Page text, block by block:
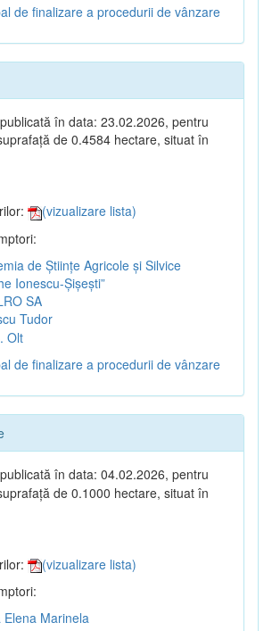
de finalizare a procedurii de vânzare
publicată în data: 23.02.2026, pentru
de 0.4584 hectare, situat în
(vizualizare lista)
de Științe Agricole și Silvice
Ionescu-Șișești”
SA
Tudor
Olt
de finalizare a procedurii de vânzare
publicată în data: 04.02.2026, pentru
de 0.1000 hectare, situat în
(vizualizare lista)
Elena Marinela